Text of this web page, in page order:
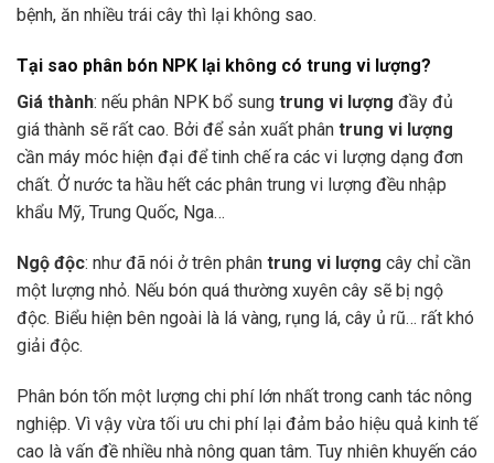
bệnh, ăn nhiều trái cây thì lại không sao.
Tại sao phân bón NPK lại không có trung vi lượng?
Giá thành: nếu phân NPK bổ sung trung vi lượng đầy đủ
giá thành sẽ rất cao. Bởi để sản xuất phân trung vi lượng
cần máy móc hiện đại để tinh chế ra các vi lượng dạng đơn
chất. Ở nước ta hầu hết các phân trung vi lượng đều nhập
khẩu Mỹ, Trung Quốc, Nga…
Ngộ độc: như đã nói ở trên phân trung vi lượng cây chỉ cần
một lượng nhỏ. Nếu bón quá thường xuyên cây sẽ bị ngộ
độc. Biểu hiện bên ngoài là lá vàng, rụng lá, cây ủ rũ… rất khó
giải độc.
Phân bón tốn một lượng chi phí lớn nhất trong canh tác nông
nghiệp. Vì vậy vừa tối ưu chi phí lại đảm bảo hiệu quả kinh tế
cao là vấn đề nhiều nhà nông quan tâm. Tuy nhiên khuyến cáo